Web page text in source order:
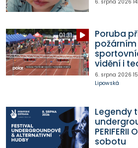
6. srpna 2026
01:31
Poruba
vidění i
6. srpna 2026
Lipowská
Legendy
sobotu